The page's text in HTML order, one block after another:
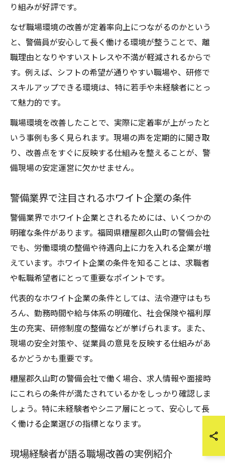
り組みが好評です。
なぜ職場環境の改善が定着率向上につながるのかという
と、警備員が安心して長く働ける環境が整うことで、離
職理由となりやすいストレスや不満が軽減されるからで
す。例えば、シフトの希望が通りやすい職場や、研修で
スキルアップできる環境は、特に若手や未経験者にとっ
て魅力的です。
職場環境を改善したことで、実際に定着率が上がったと
いう事例も多く見られます。現場の声を定期的に聞き取
り、改善点をすぐに反映する仕組みを整えることが、警
備現場の安定運営に欠かせません。
警備業界で注目されるホワイト企業の条件
警備業界でホワイト企業とされるためには、いくつかの
明確な条件があります。福岡県糟屋郡久山町の警備会社
でも、労働環境の整備や待遇向上に力を入れる企業が増
えています。ホワイト企業の条件を知ることは、求職者
や転職希望者にとって重要なポイントです。
代表的なホワイト企業の条件としては、法令遵守はもち
ろん、勤務時間や給与体系の明確化、社会保険や福利厚
生の充実、研修制度の整備などが挙げられます。また、
現場の安全対策や、従業員の意見を反映する仕組みがあ
るかどうかも重要です。
糟屋郡久山町の警備会社で働く場合、求人情報や面接時
にこれらの条件が満たされているかをしっかり確認しま
しょう。特に未経験者やシニア層にとって、安心して長
く働ける企業選びの指標となります。
現場経験者が語る職場改善の実例紹介